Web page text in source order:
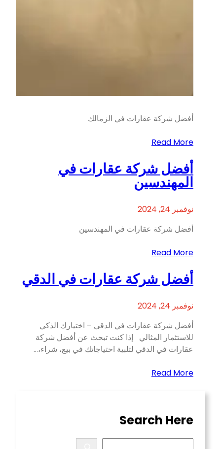
أفضل شركة عقارات في الزمالك
Read More
أفضل شركة عقارات في
المهندسين
نوفمبر 24, 2024
أفضل شركة عقارات في المهندسين
Read More
أفضل شركة عقارات في الدقي
نوفمبر 24, 2024
أفضل شركة عقارات في الدقي – اختيارك الذكي
للاستثمار المثالي إذا كنت تبحث عن أفضل شركة
عقارات في الدقي لتلبية احتياجاتك في بيع، شراء،…
Read More
Search Here